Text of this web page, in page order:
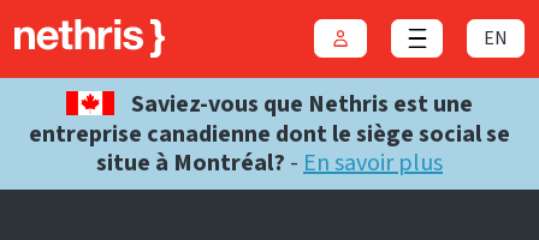
ConnexionClose menu
EN
Saviez-vous que Nethris est une
entreprise canadienne dont le siège social se
situe à Montréal? -En savoir plus